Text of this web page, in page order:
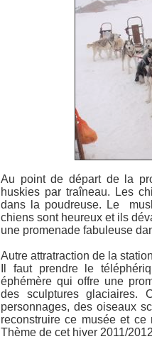
Au point de départ de la
huskies par traîneau. Les
dans la poudreuse. Le
chiens sont heureux et ils
une promenade fabuleuse
Autre attratraction de la
Il faut prendre le
éphémère qui offre une
des sculptures glaciaires.
personnages, des oiseaux
reconstruire ce musée et
Thème de cet hiver 2011/